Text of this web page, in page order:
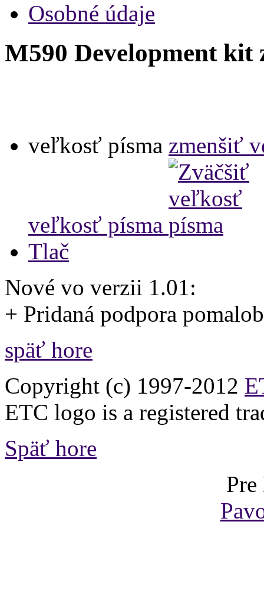
Osobné údaje
M590 Development kit
veľkosť písma zmenšiť
veľkosť písma
Tlač
Nové vo verzii 1.01:
+ Pridaná podpora
späť hore
Copyright (c) 1997-2012
ETC logo is a registered
Späť hore